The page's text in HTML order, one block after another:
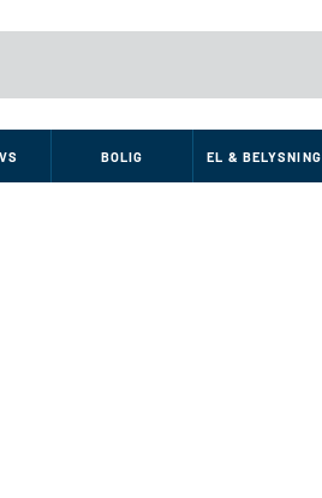
BOLIG EL & BELYSNING